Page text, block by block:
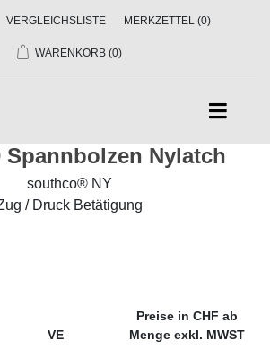
VERGLEICHSLISTE MERKZETTEL (0)
WARENKORB (0)
Spannbolzen Nylatch
southco® NY
/ Druck Betätigung
VE
Preise in CHF ab
Menge exkl. MWST